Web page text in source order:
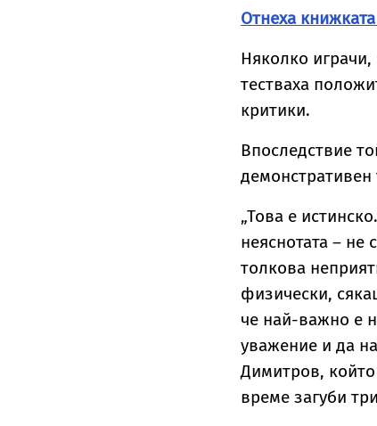
Отнеха
Няколко
тестваха
критики.
Впоследствие
„Това е
неяснотата – не
толкова
физически,
че най-важно е
уважение и да
Димитров,
време загуби